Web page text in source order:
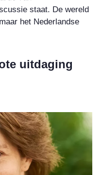
staat. De wereld
het Nederlandse
uitdaging